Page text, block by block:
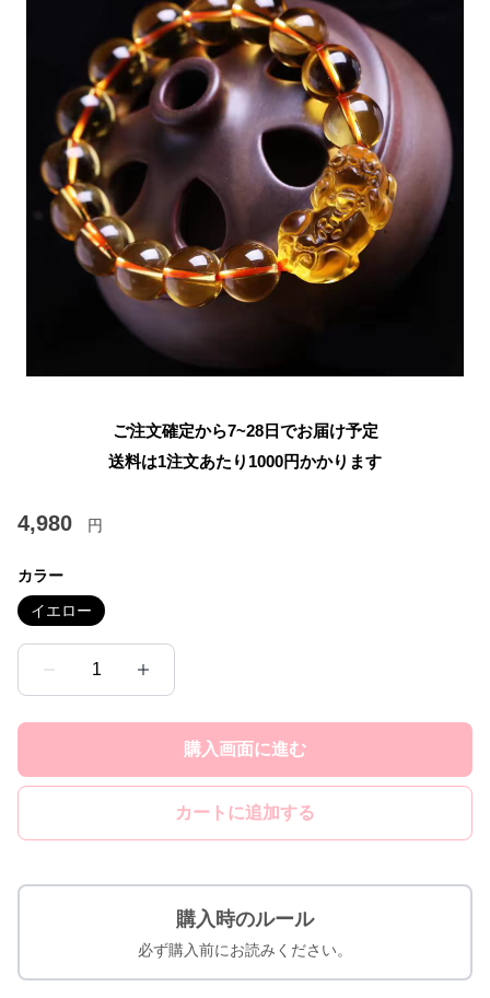
ご注文確定から7~28日でお届け予定
送料は1注文あたり 1000円かかります
4,980 円
カラー
イエロー
1
購入画面に進む
カートに追加する
購入時のルール
必ず購入前にお読みください。